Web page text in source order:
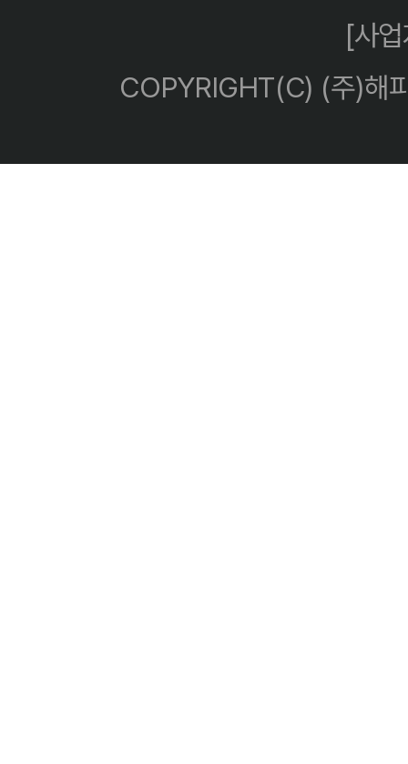
[사
COPYRIGHT(C) (주)해